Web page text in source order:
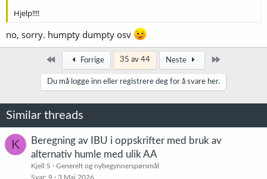
Hjelp!!!!
no, sorry. humpty dumpty osv
Først Forrige 35 av 44 Neste
Du må logge inn eller registrere deg for å svare her.
Similar threads
K
Beregning av IBU i oppskrifter med bruk av
alternativ humle med ulik AA
Kjell S
Generelt og nybegynnerspørsmål
Svar 9 3 Mai 2026